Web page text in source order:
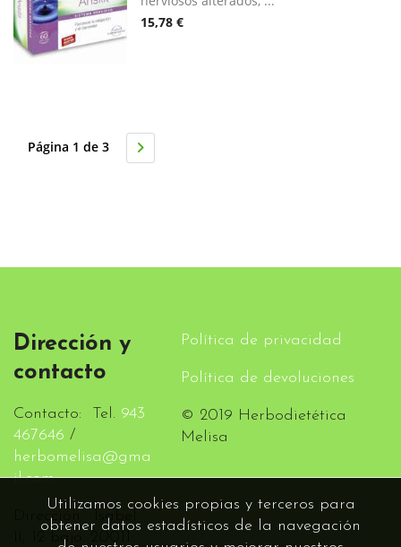
15,78 €
Página 1 de 3
Dirección y
contacto
Contacto: Tel. 943
467646 /
herbomelisa@gma
il.com
Dirección: Isabel
II, 12 bajo. 20011
Política de privacidad
Política de devoluciones
© 2019 Herbodietética
Melisa
Utilizamos cookies propias y terceros para
obtener datos estadísticos de la navegación